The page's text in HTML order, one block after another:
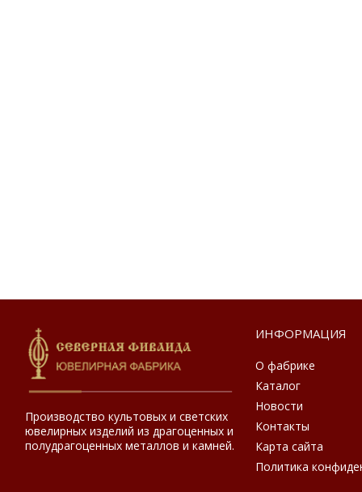
Производство культовых и светских
ювелирных изделий из драгоценных и
полудрагоценных металлов и камней.
ИНФОРМАЦИЯ
О фабрике
Каталог
Новости
Контакты
Карта сайта
Политика